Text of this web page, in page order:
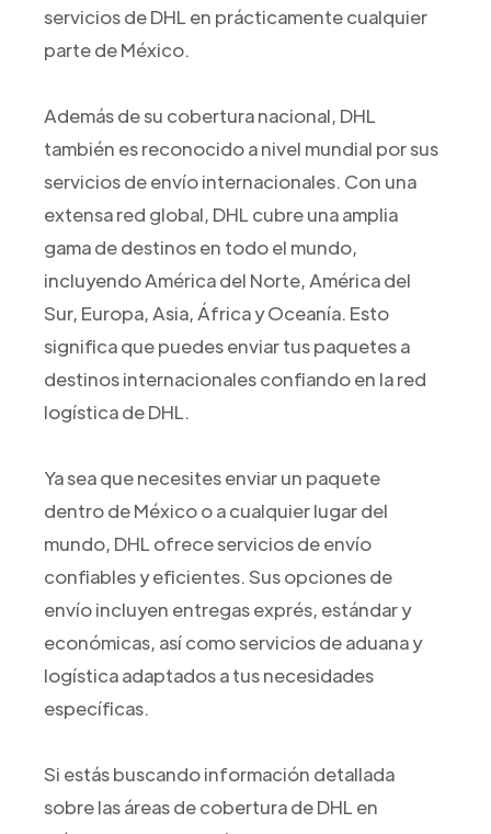
servicios de DHL en prácticamente cualquier
parte de México.
Además de su cobertura nacional, DHL
también es reconocido a nivel mundial por sus
servicios de envío internacionales. Con una
extensa red global, DHL cubre una amplia
gama de destinos en todo el mundo,
incluyendo América del Norte, América del
Sur, Europa, Asia, África y Oceanía. Esto
significa que puedes enviar tus paquetes a
destinos internacionales confiando en la red
logística de DHL.
Ya sea que necesites enviar un paquete
dentro de México o a cualquier lugar del
mundo, DHL ofrece servicios de envío
confiables y eficientes. Sus opciones de
envío incluyen entregas exprés, estándar y
económicas, así como servicios de aduana y
logística adaptados a tus necesidades
específicas.
Si estás buscando información detallada
sobre las áreas de cobertura de DHL en